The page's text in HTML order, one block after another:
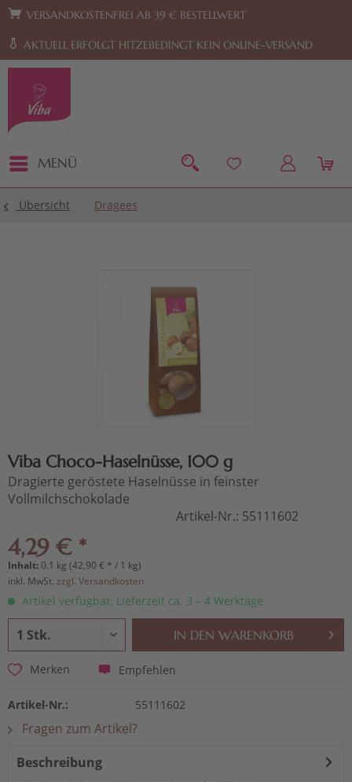
Zur Hauptnavigation springen Zum Footer springen
VERSANDKOSTENFREI AB 39 € BESTELLWERT
AKTUELL ERFOLGT HITZEBEDINGT KEIN ONLINE-VERSAND
MENÜ
Übersicht Dragees
Viba Choco-Haselnüsse, 100 g
Dragierte geröstete Haselnüsse in feinster
Vollmilchschokolade
Artikel-Nr.: 55111602
4,29 € *
Inhalt:0.1 kg (42,90 € * / 1 kg)
inkl. MwSt. zzgl. Versandkosten
Artikel verfügbar, Lieferzeit ca. 3 – 4 Werktage
IN DEN WARENKORB
Merken Empfehlen
Artikel-Nr.: 55111602
Fragen zum Artikel?
Beschreibung